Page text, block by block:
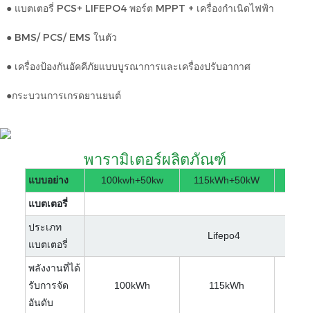
● แบตเตอรี่ PCS+ LIFEPO4 พอร์ต MPPT + เครื่องกำเนิดไฟฟ้า
● BMS/ PCS/ EMS ในตัว
● เครื่องป้องกันอัคคีภัยแบบบูรณาการและเครื่องปรับอากาศ
●กระบวนการเกรดยานยนต์
พารามิเตอร์ผลิตภัณฑ์
แบบอย่าง 100kwh+50kw 115kWh+50kW
แบตเตอรี่
ประเภท
แบตเตอรี่
Lifepo4
พลังงานที่ได้
รับการจัด
อันดับ
100kWh 115kWh